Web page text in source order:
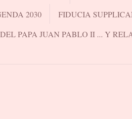
2030 FIDUCIA
PAPA JUAN PABLO II ... Y